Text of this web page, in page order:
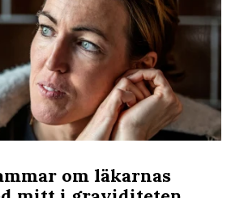
om läkarnas